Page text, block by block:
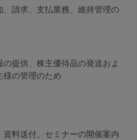
請求、支払業務、維持管理の
提供、株主優待品の発送およ
様の管理のため
料送付、セミナーの開催案内